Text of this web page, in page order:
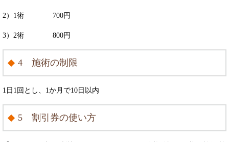
2）1術 700円
3）2術 800円
4 施術の制限
1日1回とし、1か月で10日以内
5 割引券の使い方